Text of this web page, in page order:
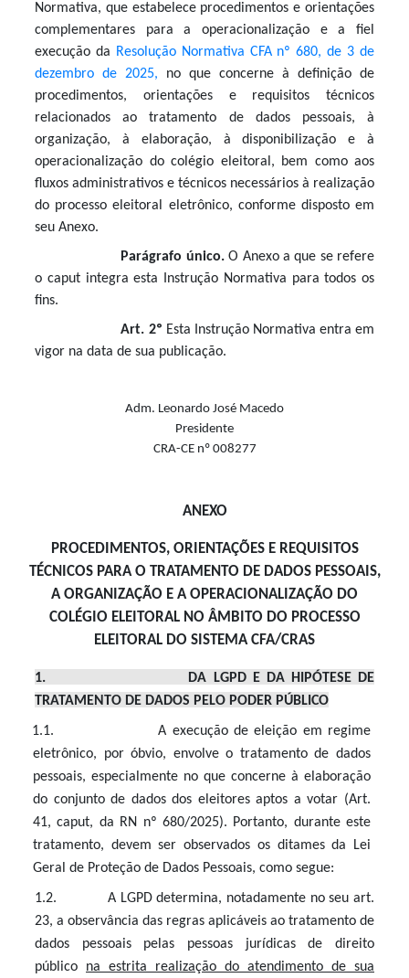
Normativa, que estabelece procedimentos e orientações
complementares para a operacionalização e a fiel
execução da Resolução Normativa CFA nº 680, de 3 de
dezembro de 2025, no que concerne à definição de
procedimentos, orientações e requisitos técnicos
relacionados ao tratamento de dados pessoais, à
organização, à elaboração, à disponibilização e à
operacionalização do colégio eleitoral, bem como aos
fluxos administrativos e técnicos necessários à realização
do processo eleitoral eletrônico, conforme disposto em
seu Anexo.
Parágrafo único.O Anexo a que se refere
o caput integra esta Instrução Normativa para todos os
fins.
Art. 2º Esta Instrução Normativa entra em
vigor na data de sua publicação.
Adm. Leonardo José Macedo
Presidente
CRA-CE nº 008277
ANEXO
PROCEDIMENTOS, ORIENTAÇÕES E REQUISITOS
TÉCNICOS PARA O TRATAMENTO DE DADOS PESSOAIS,
A ORGANIZAÇÃO E A OPERACIONALIZAÇÃO DO
COLÉGIO ELEITORAL NO ÂMBITO DO PROCESSO
ELEITORAL DO SISTEMA CFA/CRAS
1. DA LGPD E DA HIPÓTESE DE
TRATAMENTO DE DADOS PELO PODER PÚBLICO
1.1. A execução de eleição em regime
eletrônico, por óbvio, envolve o tratamento de dados
pessoais, especialmente no que concerne à elaboração
do conjunto de dados dos eleitores aptos a votar (Art.
41, caput, da RN nº 680/2025). Portanto, durante este
tratamento, devem ser observados os ditames da Lei
Geral de Proteção de Dados Pessoais, como segue:
1.2. A LGPD determina, notadamente no seu art.
23, a observância das regras aplicáveis ao tratamento de
dados pessoais pelas pessoas jurídicas de direito
público na estrita realização do atendimento de sua